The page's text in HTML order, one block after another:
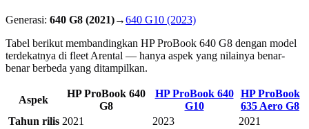
Generasi: 640 G8 (2021)→640 G10 (2023)
Tabel berikut membandingkan HP ProBook 640 G8 dengan model
terdekatnya di fleet Arental — hanya aspek yang nilainya benar-
benar berbeda yang ditampilkan.
Aspek
HP ProBook 640
G8
HP ProBook 640
G10
HP ProBook
635 Aero G8
Tahun rilis 2021 2023 2021